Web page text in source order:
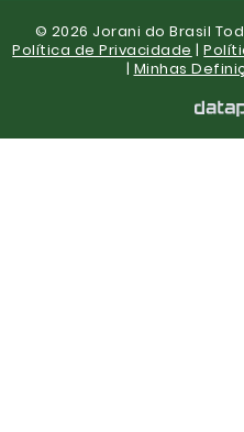
© 2026 Jorani do Brasil
Política de Privacidade |
| Minhas